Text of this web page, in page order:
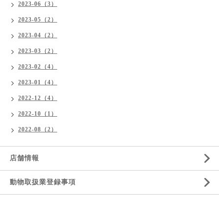
2023-06（3）
2023-05（2）
2023-04（2）
2023-03（2）
2023-02（4）
2023-01（4）
2022-12（4）
2022-10（1）
2022-08（2）
店舗情報
動物取扱業登録事項